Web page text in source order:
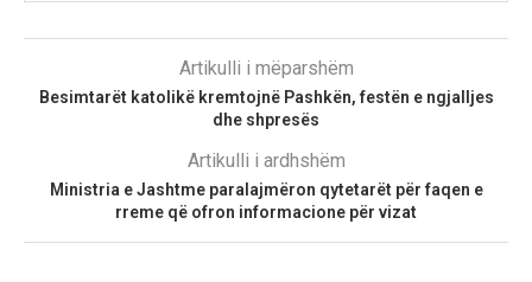
Artikulli i mëparshëm
Besimtarët katolikë kremtojnë Pashkën, festën e ngjalljes
dhe shpresës
Artikulli i ardhshëm
Ministria e Jashtme paralajmëron qytetarët për faqen e
rreme që ofron informacione për vizat